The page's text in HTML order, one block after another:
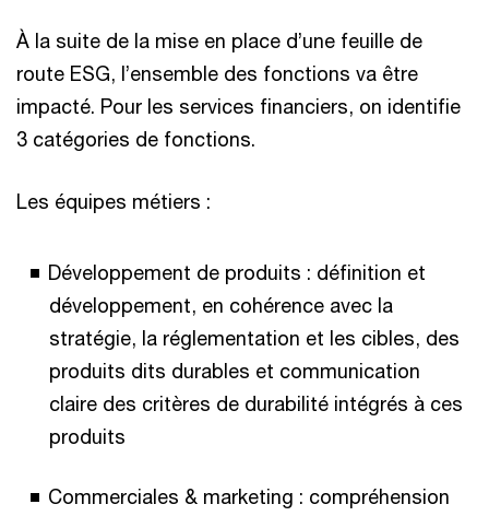
À la suite de la mise en place d’une feuille de
route ESG, l’ensemble des fonctions va être
impacté. Pour les services financiers, on identifie
3 catégories de fonctions.
Les équipes métiers :
Développement de produits : définition et
développement, en cohérence avec la
stratégie, la réglementation et les cibles, des
produits dits durables et communication
claire des critères de durabilité intégrés à ces
produits
Commerciales & marketing : compréhension